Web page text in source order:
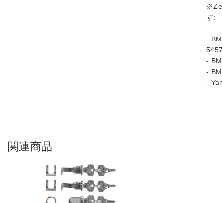
す:
-
-
-
-
関連商品